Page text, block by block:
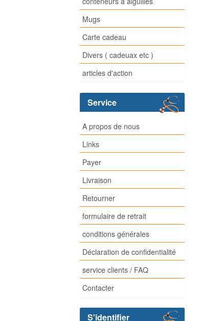
Mugs
Carte cadeau
Divers ( cadeuax etc )
articles d'action
Service
A propos de nous
Links
Payer
Livraison
Retourner
formulaire de retrait
conditions générales
Déclaration de confidentialité
service clients / FAQ
Contacter
S'identifier